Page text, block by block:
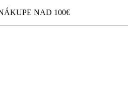
NAD 100€